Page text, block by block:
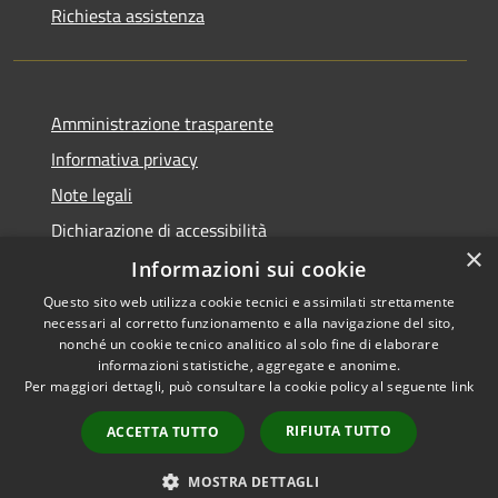
Richiesta assistenza
Amministrazione trasparente
Informativa privacy
Note legali
Dichiarazione di accessibilità
Accessibilità
Privacy
Mappa del sito
Copyright © 2026 • Comune di
Viadanica • Powered by
Municipium•Accesso
redazione
×
Informazioni sui cookie
Questo sito web utilizza cookie tecnici e assimilati strettamente
necessari al corretto funzionamento e alla navigazione del sito,
nonché un cookie tecnico analitico al solo fine di elaborare
informazioni statistiche, aggregate e anonime.
Per maggiori dettagli, può consultare la cookie policy al seguente link
ACCETTA TUTTO RIFIUTA TUTTO
MOSTRA DETTAGLI